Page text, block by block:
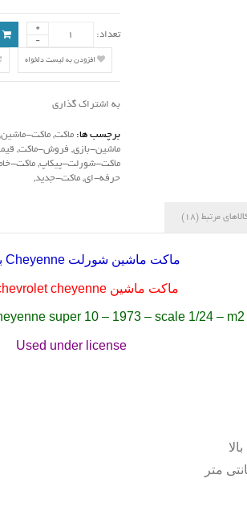
تعداد:
افزودن به لیست دلخواه
به اشتراک گذاری
برچسب ها: ماکت,ماکت-ماشین
ماشین-بازی, فروش-ماکت,
ماکت-شورلت-پیکاپ,ماکت-
حرفه-ای,ماکت-جدید,
مرتبط (18)
ماکت ماشین شورلت Cheyenne
ماکت ماشین cheyenne
super 10 – 1973 – scale 1/24 – m2
Used under license